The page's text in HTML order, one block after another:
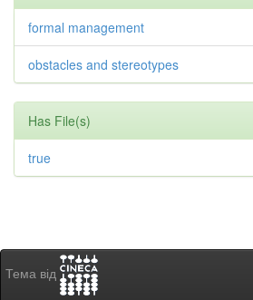
formal management
obstacles and stereotypes
Has File(s)
true
Тема від